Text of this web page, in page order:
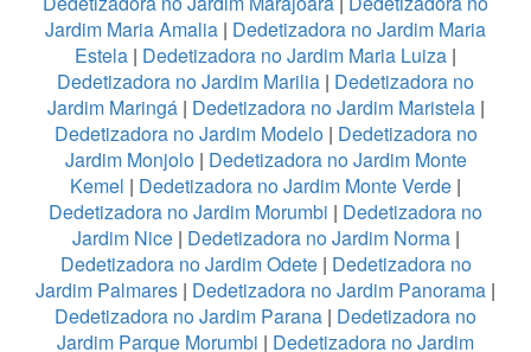
Jardim Maria Amalia | Dedetizadora no Jardim Maria
Estela | Dedetizadora no Jardim Maria Luiza |
Dedetizadora no Jardim Marilia | Dedetizadora no
Jardim Maringá| Dedetizadora no Jardim Maristela|
Dedetizadora no Jardim Modelo| Dedetizadora no
Jardim Monjolo| Dedetizadora no Jardim Monte
Kemel | Dedetizadora no Jardim Monte Verde |
Dedetizadora no Jardim Morumbi | Dedetizadora no
Jardim Nice| Dedetizadora no Jardim Norma|
Dedetizadora no Jardim Odete| Dedetizadora no
Jardim Palmares | Dedetizadora no Jardim Panorama |
Dedetizadora no Jardim Parana | Dedetizadora no
Jardim Parque Morumbi | Dedetizadora no Jardim